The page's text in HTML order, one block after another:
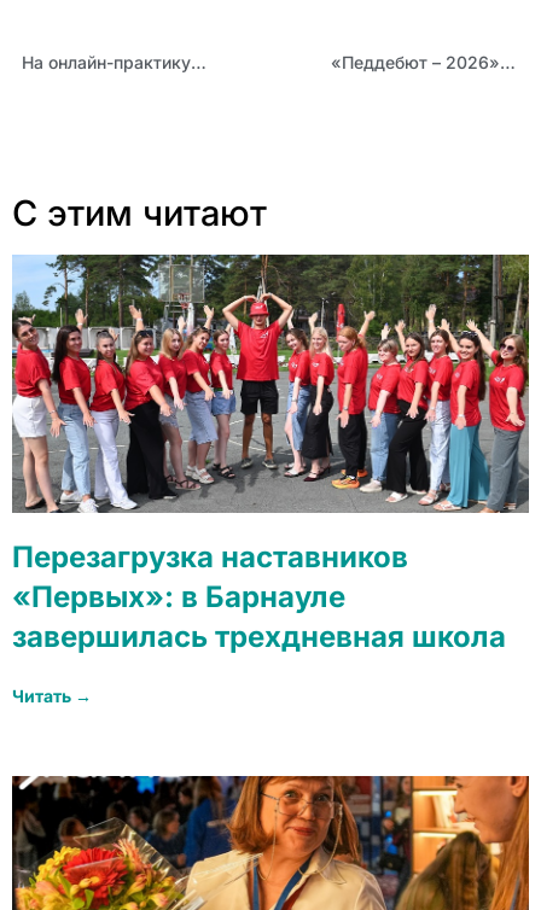
На онлайн-практикумах от Издательства «Просвещение» педагогов научат использовать цифровые сервисы и контент для образовательной деятельности «Педдебют – 2026»: победитель отборочного этапа из Новоалтайска Евгения Саморукова
С этим читают
Перезагрузка наставников
«Первых»: в Барнауле
завершилась трехдневная школа
Читать →